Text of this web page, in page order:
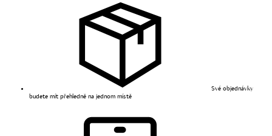
Své objednávky
budete mít přehledně na jednom místě